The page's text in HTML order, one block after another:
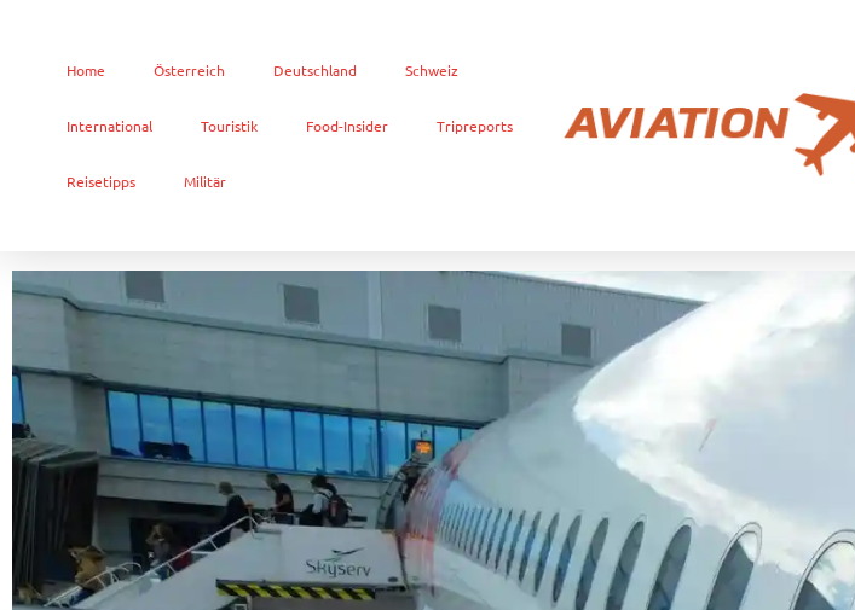
Home Österreich Deutschland Schweiz
International Touristik Food-Insider Tripreports
Reisetipps Militär